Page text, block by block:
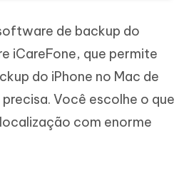
de backup do
iCareFone, que permite
do iPhone no Mac de
Você escolhe o que
com enorme